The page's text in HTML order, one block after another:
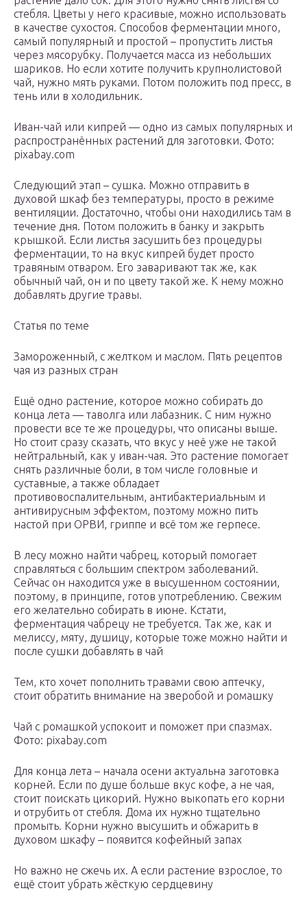
стебля. Цветы у него красивые, можно использовать
в качестве сухостоя. Способов ферментации много,
самый популярный и простой – пропустить листья
через мясорубку. Получается масса из небольших
шариков. Но если хотите получить крупнолистовой
чай, нужно мять руками. Потом положить под пресс, в
тень или в холодильник.
Иван-чай или кипрей — одно из самых популярных и
распространённых растений для заготовки. Фото:
pixabay.com
Следующий этап – сушка. Можно отправить в
духовой шкаф без температуры, просто в режиме
вентиляции. Достаточно, чтобы они находились там в
течение дня. Потом положить в банку и закрыть
крышкой. Если листья засушить без процедуры
ферментации, то на вкус кипрей будет просто
травяным отваром. Его заваривают так же, как
обычный чай, он и по цвету такой же. К нему можно
добавлять другие травы.
Статья по теме
Замороженный, с желтком и маслом. Пять рецептов
чая из разных стран
Ещё одно растение, которое можно собирать до
конца лета — таволга или лабазник. С ним нужно
провести все те же процедуры, что описаны выше.
Но стоит сразу сказать, что вкус у неё уже не такой
нейтральный, как у иван-чая. Это растение помогает
снять различные боли, в том числе головные и
суставные, а также обладает
противовоспалительным, антибактериальным и
антивирусным эффектом, поэтому можно пить
настой при ОРВИ, гриппе и всё том же герпесе.
В лесу можно найти чабрец, который помогает
справляться с большим спектром заболеваний.
Сейчас он находится уже в высушенном состоянии,
поэтому, в принципе, готов употреблению. Свежим
его желательно собирать в июне. Кстати,
ферментация чабрецу не требуется. Так же, как и
мелиссу, мяту, душицу, которые тоже можно найти и
после сушки добавлять в чай
Тем, кто хочет пополнить травами свою аптечку,
стоит обратить внимание на зверобой и ромашку
Чай с ромашкой успокоит и поможет при спазмах.
Фото: pixabay.com
Для конца лета – начала осени актуальна заготовка
корней. Если по душе больше вкус кофе, а не чая,
стоит поискать цикорий. Нужно выкопать его корни
и отрубить от стебля. Дома их нужно тщательно
промыть. Корни нужно высушить и обжарить в
духовом шкафу – появится кофейный запах
Но важно не сжечь их. А если растение взрослое, то
ещё стоит убрать жёсткую сердцевину